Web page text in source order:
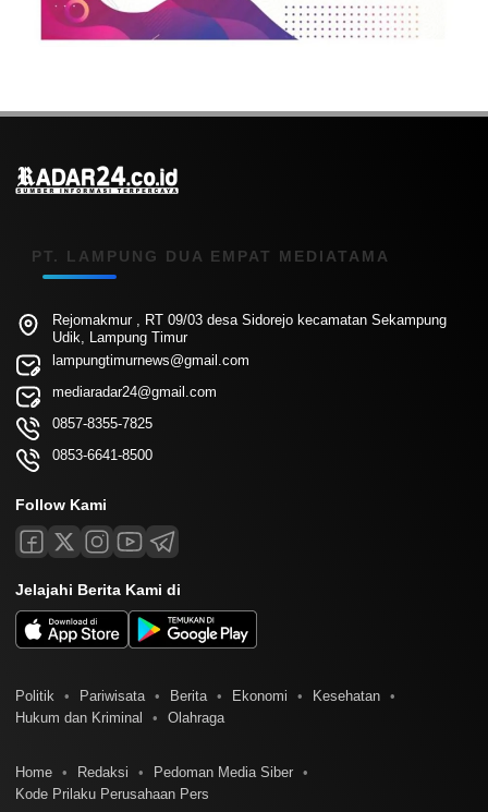
PT. LAMPUNG DUA EMPAT MEDIATAMA
Rejomakmur , RT 09/03 desa Sidorejo kecamatan Sekampung
Udik, Lampung Timur
lampungtimurnews@gmail.com
mediaradar24@gmail.com
0857-8355-7825
0853-6641-8500
Follow Kami
Jelajahi Berita Kami di
Politik Pariwisata Berita Ekonomi
Kesehatan
Hukum dan Kriminal
Olahraga
Home Redaksi
Pedoman Media Siber
Kode Prilaku Perusahaan Pers